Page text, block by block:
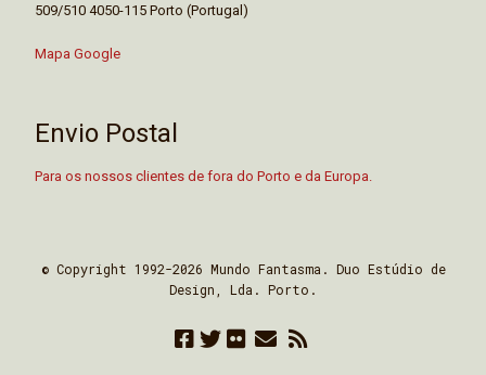
509/510 4050-115 Porto (Portugal)
Mapa Google
Envio Postal
Para os nossos clientes de fora do Porto e da Europa.
© Copyright 1992-2026 Mundo Fantasma. Duo Estúdio de
Design, Lda. Porto.